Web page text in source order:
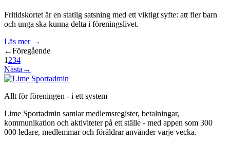
Fritidskortet är en statlig satsning med ett viktigt syfte: att fler barn
och unga ska kunna delta i föreningslivet.
Läs mer →
←Föregående
1 234
Nästa →
Allt för föreningen - i ett system
Lime Sportadmin samlar medlemsregister, betalningar,
kommunikation och aktiviteter på ett ställe - med appen som 300
000 ledare, medlemmar och föräldrar använder varje vecka.